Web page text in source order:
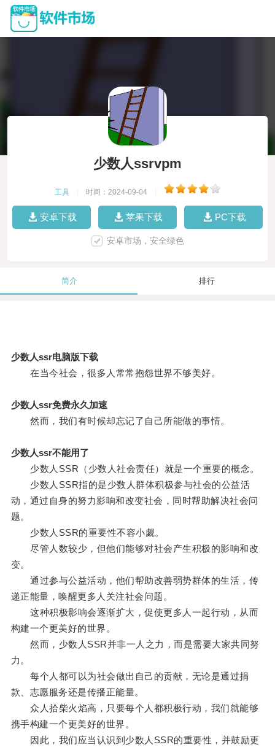
少数人ssrvpm
工具 时间：2024-09-04
安卓下载 苹果下载 PC下载
安卓市场，安全绿色
简介 排行
少数人ssr电脑版下载
在当今社会，很多人常常抱怨世界不够美好。
少数人ssr免费永久加速
然而，我们有时候却忘记了自己所能做的事情。
少数人ssr不能用了
少数人SSR（少数人社会责任）就是一个重要的概念。
少数人SSR指的是少数人群体积极参与社会的公益活
动，通过自身的努力影响和改变社会，同时帮助解决社会问
题。
少数人SSR的重要性不容小觑。
尽管人数较少，但他们能够对社会产生积极的影响和改
变。
通过参与公益活动，他们帮助改善弱势群体的生活，传
递正能量，唤醒更多人关注社会问题。
这种积极影响会逐渐扩大，促使更多人一起行动，从而
构建一个更美好的世界。
然而，少数人SSR并非一人之力，而是需要大家共同努
力。
每个人都可以为社会做出自己的贡献，无论是通过捐
款、志愿服务还是传播正能量。
众人拾柴火焰高，只要每个人都积极行动，我们就能够
携手构建一个更美好的世界。
因此，我们应当认识到少数人SSR的重要性，并鼓励更